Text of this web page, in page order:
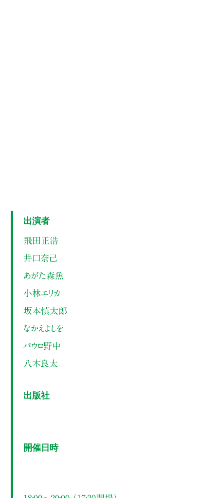
出演者
飛田正浩
井口奈己
あがた森魚
小林エリカ
坂本慎太郎
なかえよしを
パウロ野中
八木良太
出版社
開催日時